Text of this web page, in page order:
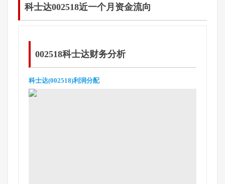
科士达002518近一个月资金流向
002518科士达财务分析
科士达(002518)利润分配